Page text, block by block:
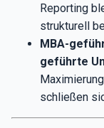
Reporting
strukturell
MBA-
geführte
schließen